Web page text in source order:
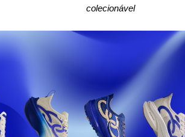
colecionável